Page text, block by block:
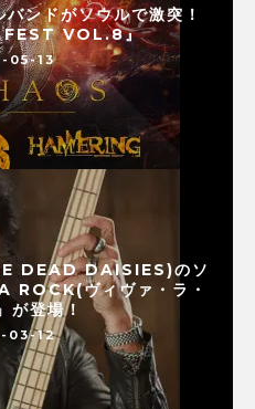
ンドがソウルで激突！
FEST VOL.8』
05-13
DEAD DAISIES)のソ
ROCK(ヴィヴァ・ラ・
が登場！
03-12